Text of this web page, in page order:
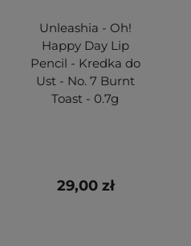
Unleashia - Oh!
Happy Day Lip
Pencil - Kredka do
Ust - No. 7 Burnt
Toast - 0.7g
29,00 zł